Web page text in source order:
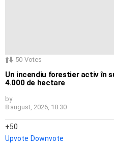
50 Votes
Un incendiu forestier activ în
4.000 de hectare
by
8 august, 2026, 18:30
50
Upvote Downvote